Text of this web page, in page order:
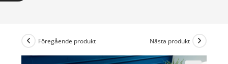
Föregående produkt Nästa produkt